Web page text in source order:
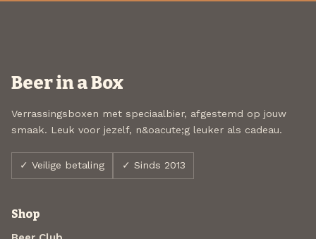
Beer in a Box
Verrassingsboxen met speciaalbier, afgestemd op jouw
smaak. Leuk voor jezelf, n&oacute;g leuker als cadeau.
✓ Veilige betaling ✓ Sinds 2013
Shop